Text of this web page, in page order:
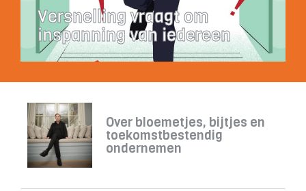
Versnelling vraagt om
inspanning van iedereen
Over bloemetjes, bijtjes en
toekomstbestendig
ondernemen